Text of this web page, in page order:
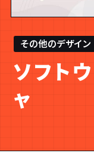
その他のデザイン
ソフト
ャ